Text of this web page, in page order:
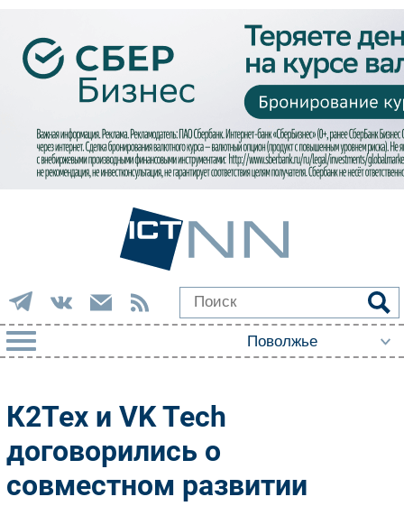
Импорто­замещение
Автоматизация Промышленности
Интернет
К2Тех и VK Tech
договорились о
совместном развитии